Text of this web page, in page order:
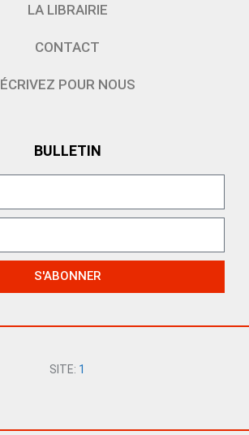
LA LIBRAIRIE
CONTACT
ÉCRIVEZ POUR NOUS
BULLETIN
S'ABONNER
SITE: 1